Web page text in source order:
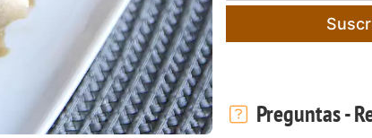
Preguntas -